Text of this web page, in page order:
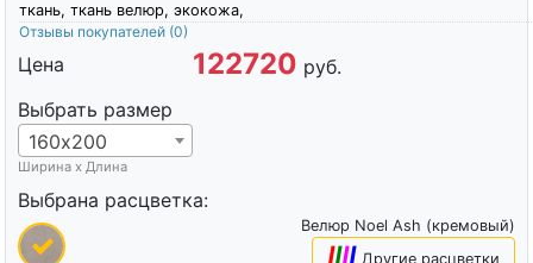
ткань, ткань велюр, экокожа,
Отзывы покупателей (0)
Цена 122720 руб.
Выбрать размер
160х200
Ширина х Длина
Выбрана расцветка:
Велюр Noel Ash (кремовый)
|||| Другие расцветки